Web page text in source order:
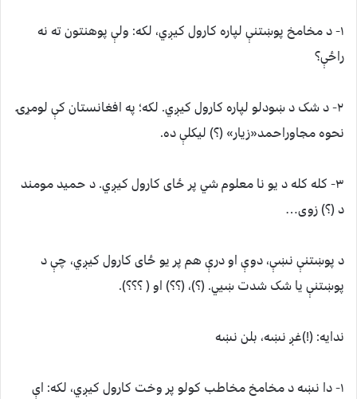
۱- د مخامخ پوښتنې لپاره کارول کیږي، لکه: ولې پوهنتون ته نه
راځې؟
۲- د شک د ښودلو لپاره کارول کیږي. لکه؛ په افغانستان کې لومړۍ
نحوه مجاوراحمد«زیار» (؟) لیکلې ده.
۳- کله کله د یو نا معلوم شي پر ځای کارول کیږي. د حمید مومند
د (؟) زوی…
د پوښتنې نښې، دوې او درې هم پر یو ځای کارول کیږي، چې د
پوښتنې یا شک شدت ښيي. (؟)، (؟؟) او ( ؟؟؟).
ندایه: (!)غږ نښه، بلن نښه
۱- دا نښه د مخامخ مخاطب کولو پر وخت کارول کیږي، لکه: اې